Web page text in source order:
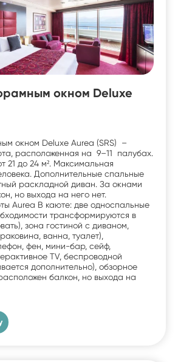
окном Deluxe
окном Deluxe Aurea (SRS) –
расположенная на 9–11 палубах.
21 до 24 м². Максимальная
Дополнительные спальные
раскладной диван. За окнами
но выхода на него нет.
Aurea В каюте: две односпальные
трансформируются в
зона гостиной с диваном,
ванна, туалет),
фен, мини-бар, сейф,
TV, беспроводной
дополнительно), обзорное
балкон, но выхода на